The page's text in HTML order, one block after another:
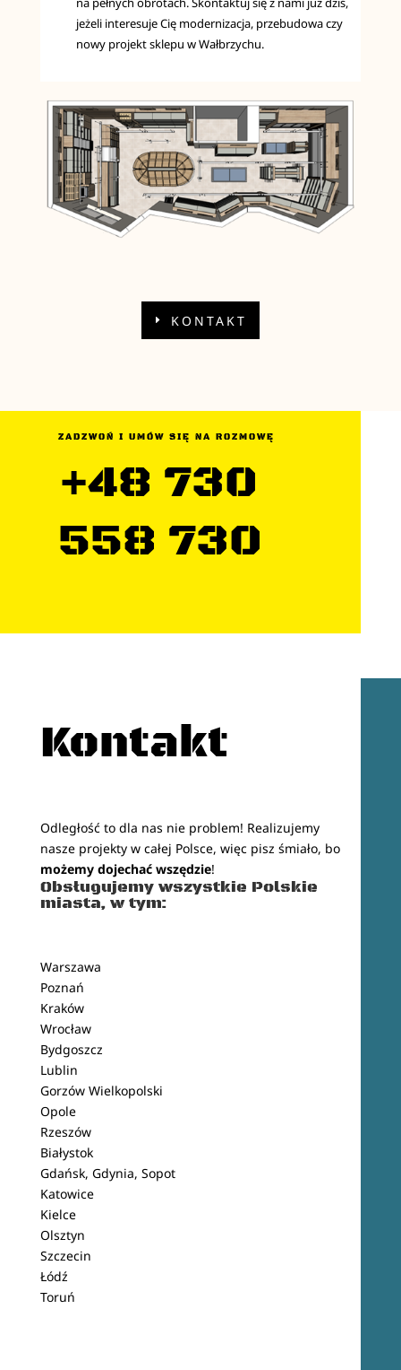
jeżeli interesuje Cię modernizacja, przebudowa czy
nowy projekt sklepu w Wałbrzychu.
KONTAKT
ZADZWOŃ I UMÓW SIĘ NA ROZMOWĘ
+48 730
558 730
Kontakt
Odległość to dla nas nie problem! Realizujemy
nasze projekty w całej Polsce, więc pisz śmiało, bo
możemy dojechać wszędzie!
Obsługujemy wszystkie Polskie
miasta, w tym:
Warszawa
Poznań
Kraków
Wrocław
Bydgoszcz
Lublin
Gorzów Wielkopolski
Opole
Rzeszów
Białystok
Gdańsk, Gdynia, Sopot
Katowice
Kielce
Olsztyn
Szczecin
Łódź
Toruń